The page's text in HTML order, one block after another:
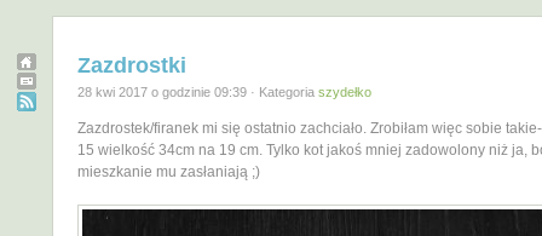
Zazdrostki
28 kwi 2017 o godzinie 09:39 · Kategoria szydełko
Zazdrostek/firanek mi się ostatnio zachciało. Zrobiłam więc sobie
15 wielkość 34cm na 19 cm. Tylko kot jakoś mniej zadowolony niż ja,
mieszkanie mu zasłaniają ;)